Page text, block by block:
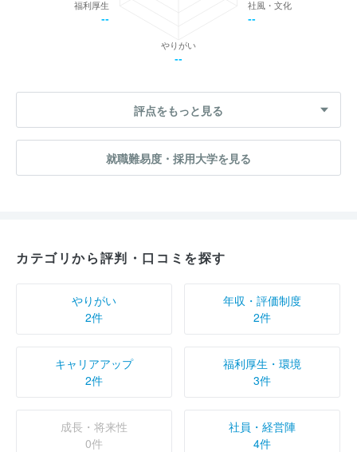
社風・文化
--
やりがい
--
福利厚生
--
評点をもっと見る
就職難易度・採用大学を見る
カテゴリから評判・口コミを探す
やりがい
2件
年収・評価制度
2件
キャリアアップ
2件
福利厚生・環境
3件
成長・将来性
0件
社員・経営陣
4件